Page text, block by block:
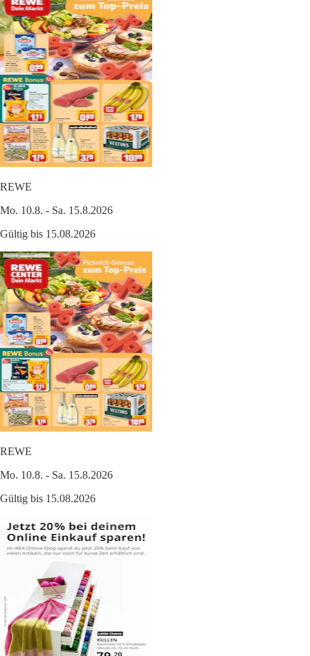
REWE
Mo. 10.8. - Sa. 15.8.2026
Gültig bis 15.08.2026
REWE
Mo. 10.8. - Sa. 15.8.2026
Gültig bis 15.08.2026